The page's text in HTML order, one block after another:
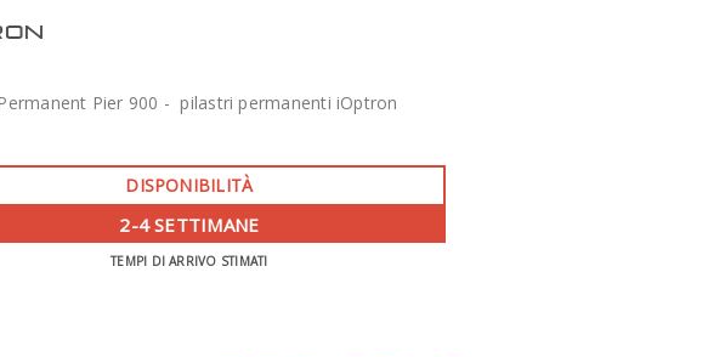
Pier 900 - pilastri permanenti iOptron
DISPONIBILITÀ
2-4 SETTIMANE
TEMPI DI ARRIVO STIMATI